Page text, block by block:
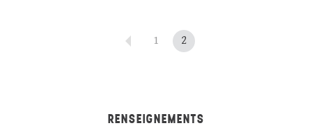
1 2
RENSEIGNEMENTS